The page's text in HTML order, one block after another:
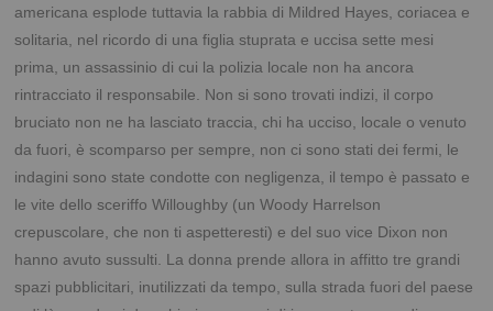
americana esplode tuttavia la rabbia di Mildred Hayes, coriacea e
solitaria, nel ricordo di una figlia stuprata e uccisa sette mesi
prima, un assassinio di cui la polizia locale non ha ancora
rintracciato il responsabile. Non si sono trovati indizi, il corpo
bruciato non ne ha lasciato traccia, chi ha ucciso, locale o venuto
da fuori, è scomparso per sempre, non ci sono stati dei fermi, le
indagini sono state condotte con negligenza, il tempo è passato e
le vite dello sceriffo Willoughby (un Woody Harrelson
crepuscolare, che non ti aspetteresti) e del suo vice Dixon non
hanno avuto sussulti. La donna prende allora in affitto tre grandi
spazi pubblicitari, inutilizzati da tempo, sulla strada fuori del paese